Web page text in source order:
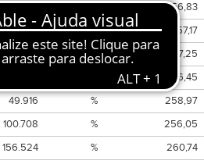
59.887 %
256,83
67.787 %
257,17
40.358 %
257,25
256,45
49.916 %
258,97
100.708 %
256,05
156.524 %
260,74